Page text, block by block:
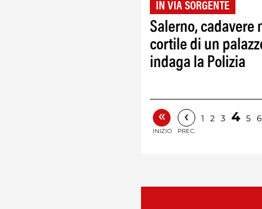
IN VIA SORGENTE
Salerno, cadavere
cortile di un
indaga la Polizia
«
INIZIO
‹
PREC.
1 2 3 4 5 6